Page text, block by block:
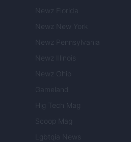
Newz Florida
Newz New York
Newz Pennsylvania
Newz Illinois
Newz Ohio
Gameland
Hig Tech Mag
Scoop Mag
Lgbtqia News